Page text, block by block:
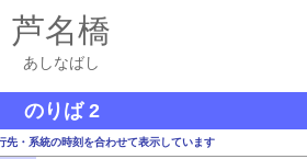
芦名橋
あしなばし
のりば 2
先・系統の時刻を合わせて表示しています